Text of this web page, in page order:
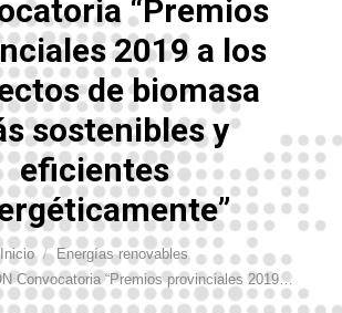
“Premios
2019 a los
de biomasa
sostenibles y
eficientes
Inicio
Energías renovables
Convocatoria “Premios provinciales 2019…